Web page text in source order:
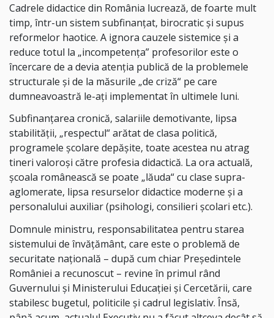
Cadrele didactice din România lucrează, de foarte mult
timp, într-un sistem subfinanțat, birocratic și supus
reformelor haotice. A ignora cauzele sistemice și a
reduce totul la „incompetența” profesorilor este o
încercare de a devia atenția publică de la problemele
structurale și de la măsurile „de criză“ pe care
dumneavoastră le-ați implementat în ultimele luni.
Subfinanțarea cronică, salariile demotivante, lipsa
stabilității, „respectul“ arătat de clasa politică,
programele școlare depășite, toate acestea nu atrag
tineri valoroși către profesia didactică. La ora actuală,
școala românească se poate „lăuda“ cu clase supra-
aglomerate, lipsa resurselor didactice moderne și a
personalului auxiliar (psihologi, consilieri școlari etc.).
Domnule ministru, responsabilitatea pentru starea
sistemului de învățământ, care este o problemă de
securitate națională – după cum chiar Președintele
României a recunoscut – revine în primul rând
Guvernului și Ministerului Educației și Cercetării, care
stabilesc bugetul, politicile și cadrul legislativ. Însă,